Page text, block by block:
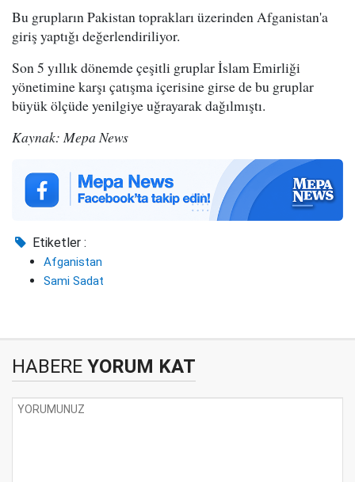
Bu grupların Pakistan toprakları üzerinden Afganistan'a
giriş yaptığı değerlendiriliyor.
Son 5 yıllık dönemde çeşitli gruplar İslam Emirliği
yönetimine karşı çatışma içerisine girse de bu gruplar
büyük ölçüde yenilgiye uğrayarak dağılmıştı.
Kaynak: Mepa News
Etiketler :
Afganistan
Sami Sadat
HABERE YORUM KAT